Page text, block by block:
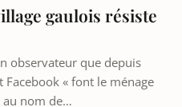
gaulois résiste
observateur que depuis
« font le ménage
au nom de…